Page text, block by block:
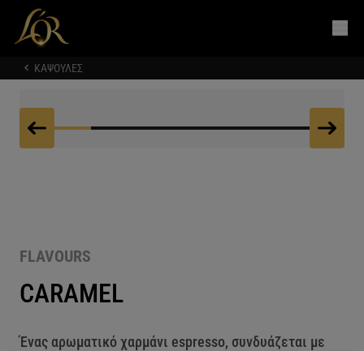
ΚΑΨΟΥΛΕΣ
FLAVOURS
CARAMEL
Ένας αρωματικό χαρμάνι espresso, συνδυάζεται με